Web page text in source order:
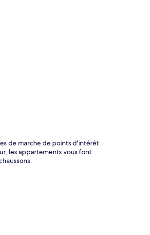
de marche de points d'intérêt
les appartements vous font